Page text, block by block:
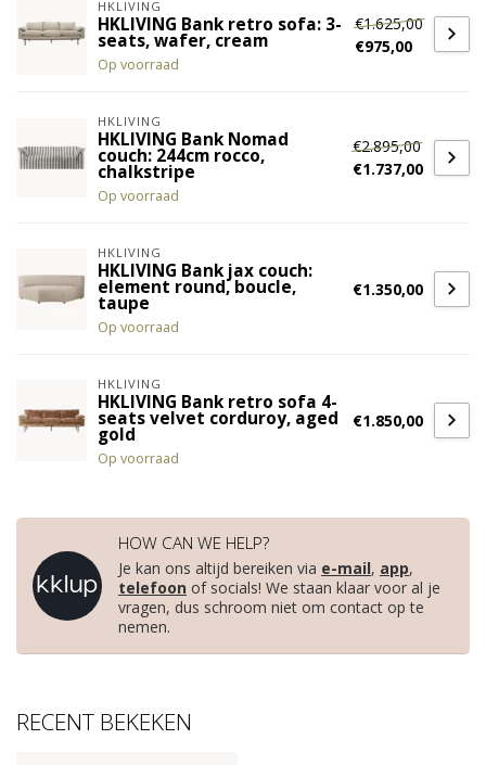
HKLIVING
HKLIVING Bank retro sofa: 3-
seats, wafer, cream
Op voorraad
€1.625,00
€975,00
HKLIVING
HKLIVING Bank Nomad
couch: 244cm rocco,
chalkstripe
Op voorraad
€2.895,00
€1.737,00
HKLIVING
HKLIVING Bank jax couch:
element round, boucle,
taupe
Op voorraad
€1.350,00
HKLIVING
HKLIVING Bank retro sofa 4-
seats velvet corduroy, aged
gold
Op voorraad
€1.850,00
HOW CAN WE HELP?
Je kan ons altijd bereiken via e-mail, app,
telefoon of socials! We staan klaar voor al je
vragen, dus schroom niet om contact op te
nemen.
RECENT BEKEKEN